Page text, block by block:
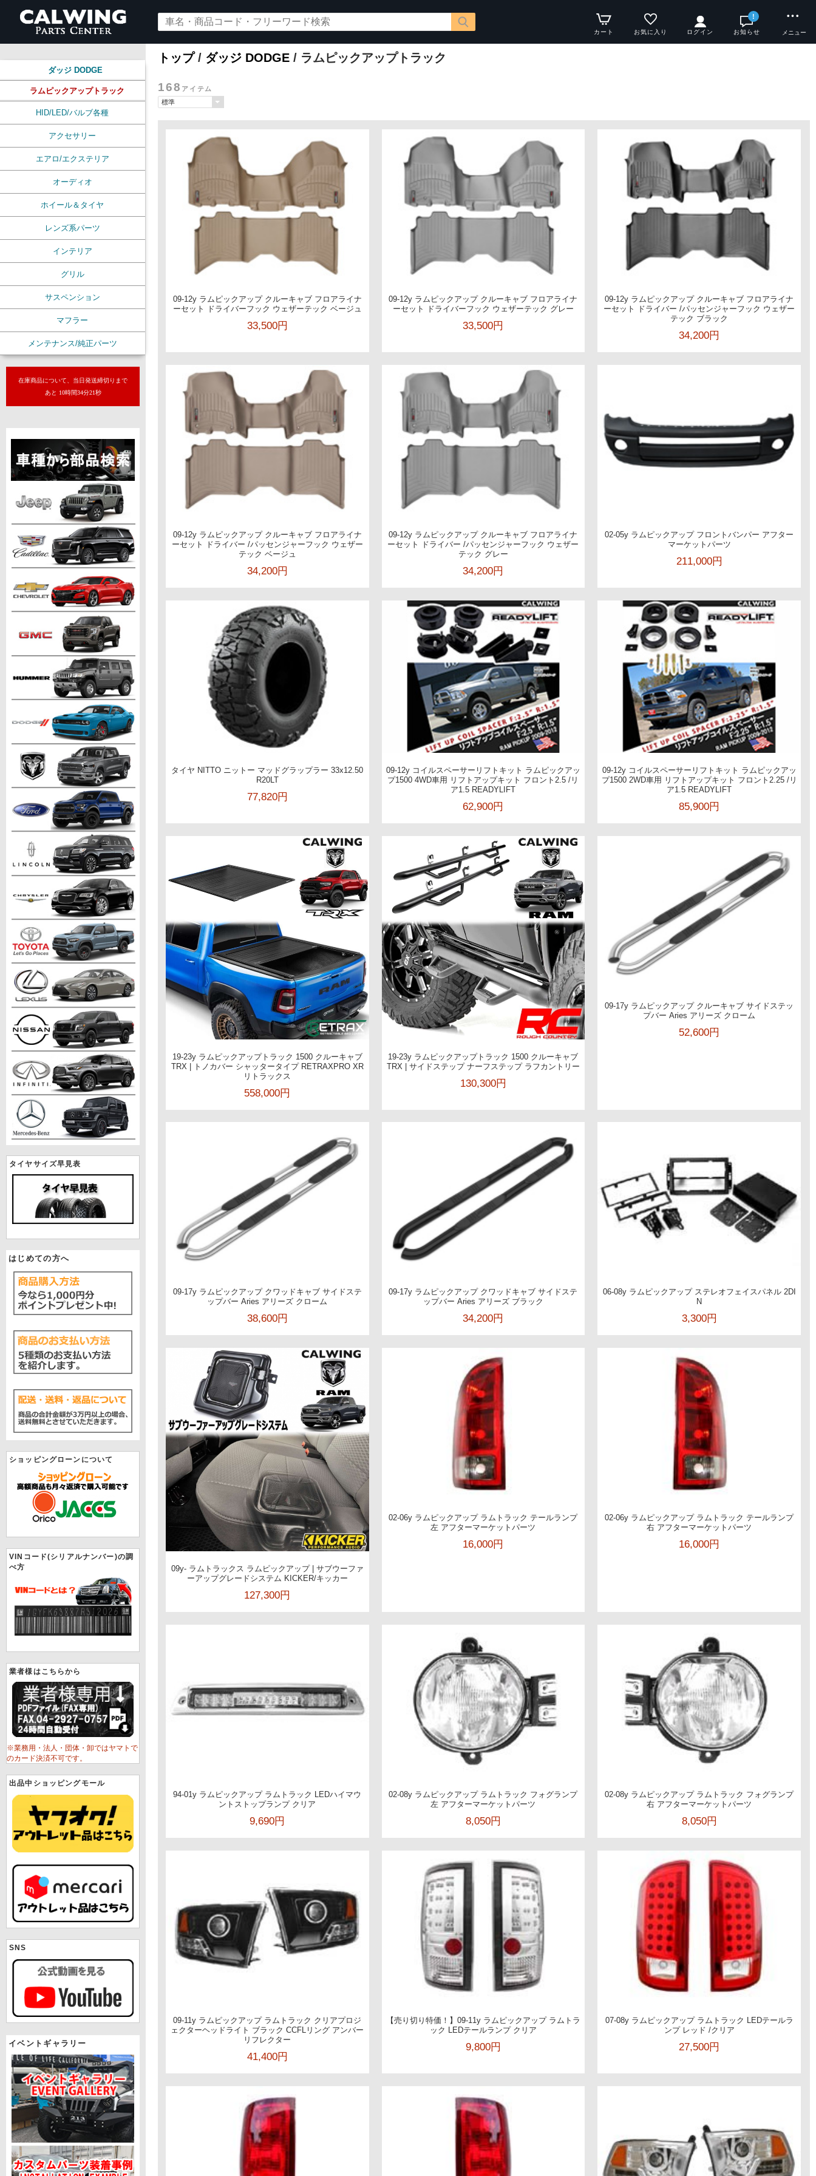
カート お気に入り ログイン
!
お知らせ メニュー
ダッジ DODGE
ラムピックアップトラック
HID/LED/バルブ各種
アクセサリー
エアロ/エクステリア
オーディオ
ホイール＆タイヤ
レンズ系パーツ
インテリア
グリル
サスペンション
マフラー
メンテナンス/純正パーツ
在庫商品について、当日発送締切りまで
あと 10時間34分20秒
タイヤサイズ早見表
はじめての方へ
ショッピングローンについて
VINコード(シリアルナンバー)の調
べ方
業者様はこちらから
※業務用・法人・団体・卸ではヤマトで
のカード決済不可です。
出品中ショッピングモール
SNS
イベントギャラリー
トップ/ ダッジ DODGE / ラムピックアップトラック
168 アイテム
09-12y ラムピックアップ クルーキャブ フロアライナ
ーセット ドライバーフック ウェザーテック ベージュ
33,500円
09-12y ラムピックアップ クルーキャブ フロアライナ
ーセット ドライバーフック ウェザーテック グレー
33,500円
09-12y ラムピックアップ クルーキャブ フロアライナ
ーセット ドライバー /パッセンジャーフック ウェザー
テック ブラック
34,200円
09-12y ラムピックアップ クルーキャブ フロアライナ
ーセット ドライバー /パッセンジャーフック ウェザー
テック ベージュ
34,200円
09-12y ラムピックアップ クルーキャブ フロアライナ
ーセット ドライバー /パッセンジャーフック ウェザー
テック グレー
34,200円
02-05y ラムピックアップ フロントバンパー アフター
マーケットパーツ
211,000円
タイヤ NITTO ニットー マッドグラップラー 33x12.50
R20LT
77,820円
09-12y コイルスペーサーリフトキット ラムピックアッ
プ1500 4WD車用 リフトアップキット フロント2.5 /リ
ア1.5 READYLIFT
62,900円
09-12y コイルスペーサーリフトキット ラムピックアッ
プ1500 2WD車用 リフトアップキット フロント2.25 /リ
ア1.5 READYLIFT
85,900円
19-23y ラムピックアップトラック 1500 クルーキャブ
TRX | トノカバー シャッタータイプ RETRAXPRO XR
リトラックス
558,000円
19-23y ラムピックアップトラック 1500 クルーキャブ
TRX | サイドステップ ナーフステップ ラフカントリー
130,300円
09-17y ラムピックアップ クルーキャブ サイドステッ
プバー Aries アリーズ クローム
52,600円
09-17y ラムピックアップ クワッドキャブ サイドステ
ップバー Aries アリーズ クローム
38,600円
09-17y ラムピックアップ クワッドキャブ サイドステ
ップバー Aries アリーズ ブラック
34,200円
06-08y ラムピックアップ ステレオフェイスパネル 2DI
N
3,300円
09y- ラムトラックス ラムピックアップ | サブウーファ
ーアップグレードシステム KICKER/キッカー
127,300円
02-06y ラムピックアップ ラムトラック テールランプ
左 アフターマーケットパーツ
16,000円
02-06y ラムピックアップ ラムトラック テールランプ
右 アフターマーケットパーツ
16,000円
94-01y ラムピックアップ ラムトラック LEDハイマウ
ントストップランプ クリア
9,690円
02-08y ラムピックアップ ラムトラック フォグランプ
左 アフターマーケットパーツ
8,050円
02-08y ラムピックアップ ラムトラック フォグランプ
右 アフターマーケットパーツ
8,050円
09-11y ラムピックアップ ラムトラック クリアプロジ
ェクターヘッドライト ブラック CCFLリング アンバー
リフレクター
41,400円
【売り切り特価！】09-11y ラムピックアップ ラムトラ
ック LEDテールランプ クリア
9,800円
07-08y ラムピックアップ ラムトラック LEDテールラ
ンプ レッド /クリア
27,500円